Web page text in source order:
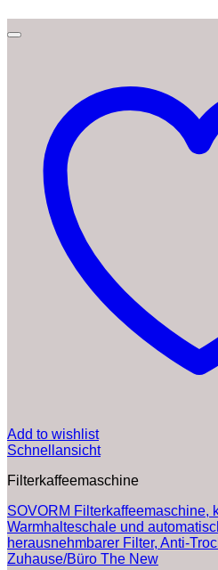
Add to wishlist
Schnellansicht
Filterkaffeemaschine
SOVORM Filterkaffeemaschine,
Warmhalteschale und
herausnehmbarer Filter, Anti-
Zuhause/Büro The New